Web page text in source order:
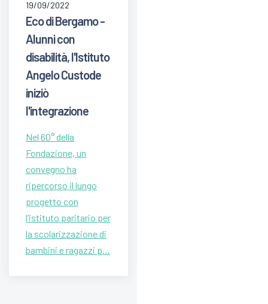
19/09/2022
Eco di Bergamo -
Alunni con
disabilità, l'Istituto
Angelo Custode
iniziò
l'integrazione
Nel 60° della
Fondazione, un
convegno ha
ripercorso il lungo
progetto con
l’istituto paritario per
la scolarizzazione di
bambini e ragazzi p…